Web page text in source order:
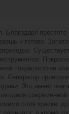
и готово.
покраски стен
Сепаратор
Это имеет
слоя краски,